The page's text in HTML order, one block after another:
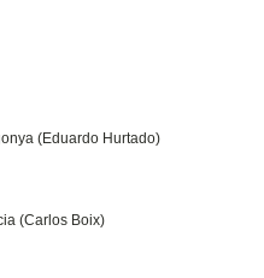
(Eduardo Hurtado)
(Carlos Boix)